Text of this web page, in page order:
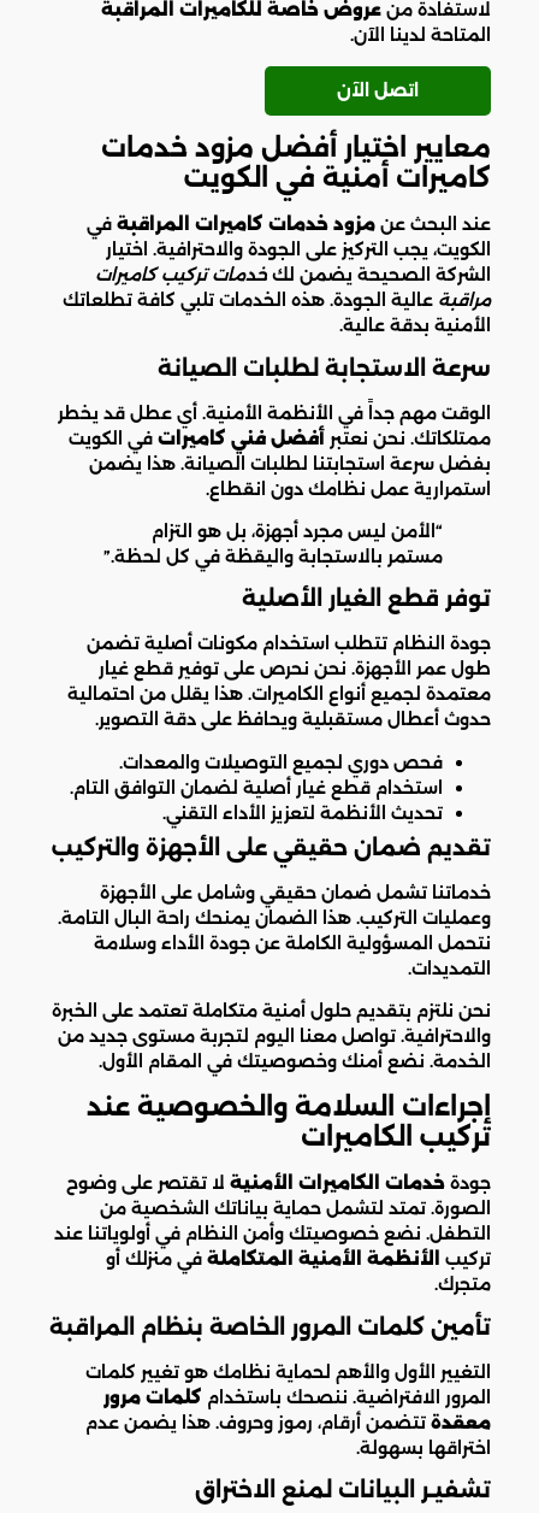
لاستفادة من عروض خاصة للكاميرات المراقبة
المتاحة لدينا الآن.
اتصل الآن
معايير اختيار أفضل مزود خدمات
كاميرات أمنية في الكويت
عند البحث عن مزود خدمات كاميرات المراقبة في
الكويت، يجب التركيز على الجودة والاحترافية. اختيار
الشركة الصحيحة يضمن لك خدمات تركيب كاميرات
مراقبة عالية الجودة. هذه الخدمات تلبي كافة تطلعاتك
الأمنية بدقة عالية.
سرعة الاستجابة لطلبات الصيانة
الوقت مهم جداً في الأنظمة الأمنية. أي عطل قد يخطر
ممتلكاتك. نحن نعتبر أفضل فني كاميرات في الكويت
بفضل سرعة استجابتنا لطلبات الصيانة. هذا يضمن
استمرارية عمل نظامك دون انقطاع.
“الأمن ليس مجرد أجهزة، بل هو التزام
مستمر بالاستجابة واليقظة في كل لحظة.”
توفر قطع الغيار الأصلية
جودة النظام تتطلب استخدام مكونات أصلية تضمن
طول عمر الأجهزة. نحن نحرص على توفير قطع غيار
معتمدة لجميع أنواع الكاميرات. هذا يقلل من احتمالية
حدوث أعطال مستقبلية ويحافظ على دقة التصوير.
فحص دوري لجميع التوصيلات والمعدات.
استخدام قطع غيار أصلية لضمان التوافق التام.
تحديث الأنظمة لتعزيز الأداء التقني.
تقديم ضمان حقيقي على الأجهزة والتركيب
خدماتنا تشمل ضمان حقيقي وشامل على الأجهزة
وعمليات التركيب. هذا الضمان يمنحك راحة البال التامة.
نتحمل المسؤولية الكاملة عن جودة الأداء وسلامة
التمديدات.
نحن نلتزم بتقديم حلول أمنية متكاملة تعتمد على الخبرة
والاحترافية. تواصل معنا اليوم لتجربة مستوى جديد من
الخدمة. نضع أمنك وخصوصيتك في المقام الأول.
إجراءات السلامة والخصوصية عند
تركيب الكاميرات
جودة خدمات الكاميرات الأمنية لا تقتصر على وضوح
الصورة. تمتد لتشمل حماية بياناتك الشخصية من
التطفل. نضع خصوصيتك وأمن النظام في أولوياتنا عند
تركيب
الأنظمة الأمنية المتكاملة في منزلك أو
متجرك.
تأمين كلمات المرور الخاصة بنظام المراقبة
التغيير الأول والأهم لحماية نظامك هو تغيير كلمات
المرور الافتراضية. ننصحك باستخدام كلمات مرور
معقدة تتضمن أرقام، رموز وحروف. هذا يضمن عدم
اختراقها بسهولة.
تشفيـر البيانات لمنع الاختراق